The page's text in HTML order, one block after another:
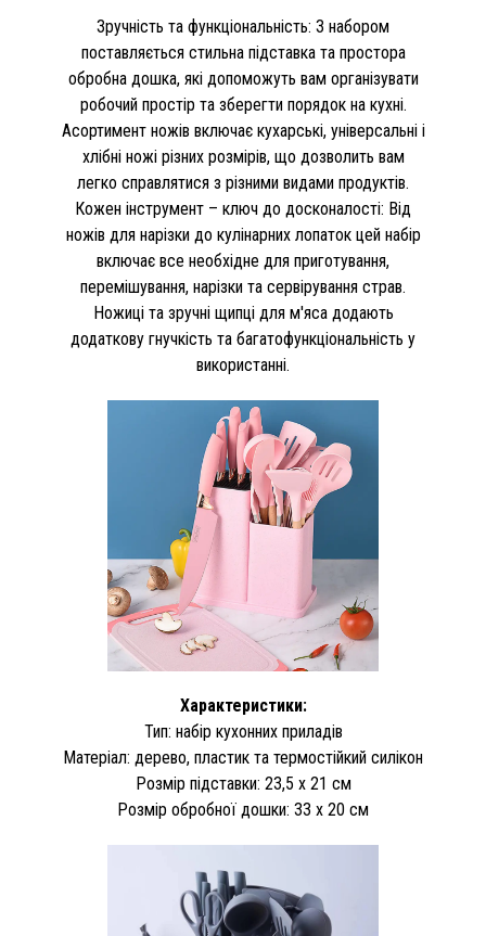
Зручність та функціональність: З набором
поставляється стильна підставка та простора
обробна дошка, які допоможуть вам організувати
робочий простір та зберегти порядок на кухні.
Асортимент ножів включає кухарські, універсальні і
хлібні ножі різних розмірів, що дозволить вам
легко справлятися з різними видами продуктів.
Кожен інструмент – ключ до досконалості: Від
ножів для нарізки до кулінарних лопаток цей набір
включає все необхідне для приготування,
перемішування, нарізки та сервірування страв.
Ножиці та зручні щипці для м'яса додають
додаткову гнучкість та багатофункціональність у
використанні.
Характеристики:
Тип: набір кухонних приладів
Матеріал: дерево, пластик та термостійкий силікон
Розмір підставки: 23,5 х 21 см
Розмір обробної дошки: 33 х 20 см